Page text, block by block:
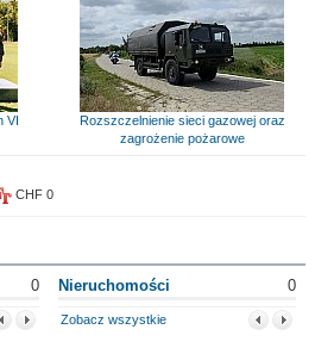
VI
Rozszczelnienie sieci gazowej oraz
zagrożenie pożarowe
CHF 0
0 Nieruchomości 0
Zobacz wszystkie